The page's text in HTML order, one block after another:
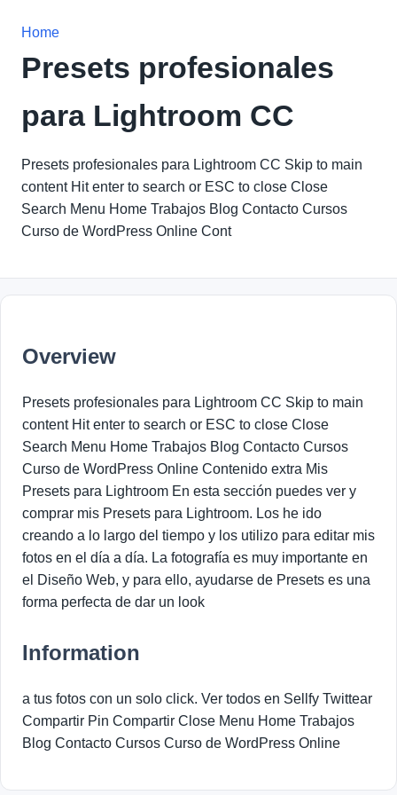
Home
Presets profesionales
para Lightroom CC
Presets profesionales para Lightroom CC Skip to main
content Hit enter to search or ESC to close Close
Search Menu Home Trabajos Blog Contacto Cursos
Curso de WordPress Online Cont
Overview
Presets profesionales para Lightroom CC Skip to main
content Hit enter to search or ESC to close Close
Search Menu Home Trabajos Blog Contacto Cursos
Curso de WordPress Online Contenido extra Mis
Presets para Lightroom En esta sección puedes ver y
comprar mis Presets para Lightroom. Los he ido
creando a lo largo del tiempo y los utilizo para editar mis
fotos en el día a día. La fotografía es muy importante en
el Diseño Web, y para ello, ayudarse de Presets es una
forma perfecta de dar un look
Information
a tus fotos con un solo click. Ver todos en Sellfy Twittear
Compartir Pin Compartir Close Menu Home Trabajos
Blog Contacto Cursos Curso de WordPress Online